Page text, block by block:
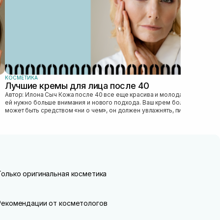
КОСМЕТИКА
Лучшие кремы для лица после 40
Автор: Илона Сыч Кожа после 40 все еще красива и молода, просто
ей нужно больше внимания и нового подхода. Ваш крем больше не
может быть средством «ни о чем», он должен увлажнять, питать,
оригинальная косметика
от косметологов